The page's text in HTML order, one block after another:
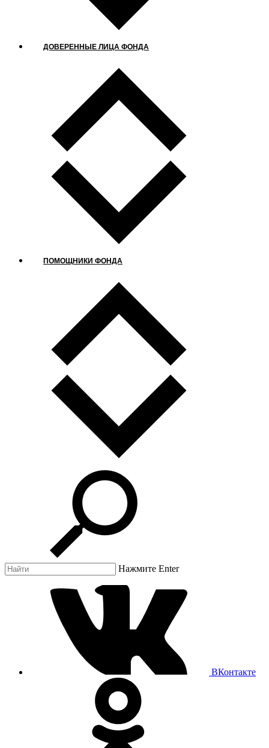
ДОВЕРЕННЫЕ ЛИЦА ФОНДА
ПОМОЩНИКИ ФОНДА
Нажмите Enter
ВКонтакте